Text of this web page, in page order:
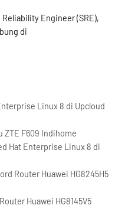
Engineer (SRE),
di
Linux 8 di Upcloud
ZTE F609 Indihome
Hat Enterprise Linux 8 di
Router Huawei HG8245H5
Huawei HG8145V5